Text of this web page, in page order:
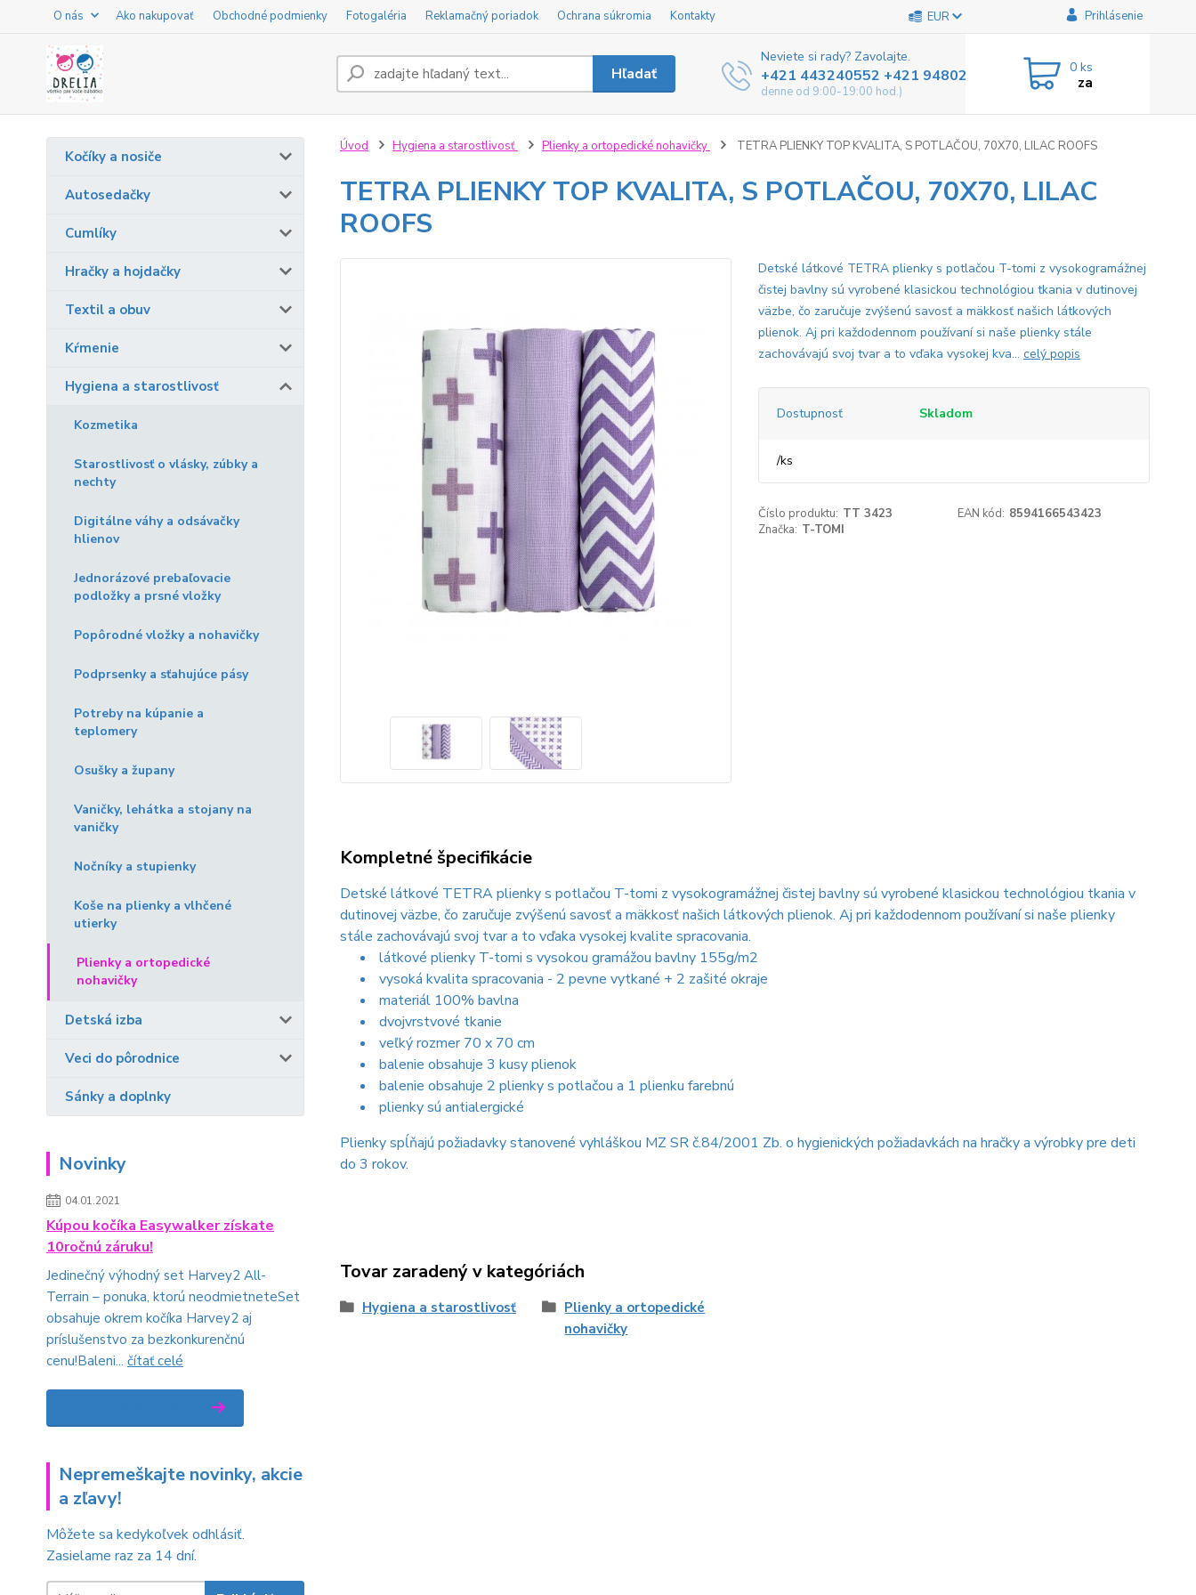
O nás Ako nakupovať Obchodné podmienky Fotogaléria Reklamačný poriadok Ochrana súkromia Kontakty EUR Prihlásenie
Hľadať
Neviete si rady? Zavolajte.
+421 443240552 +421 948025800
denne od 9:00-19:00 hod.)
0 ks
za
Kočíky a nosiče
Autosedačky
Cumlíky
Hračky a hojdačky
Textil a obuv
Kŕmenie
Hygiena a starostlivosť
Kozmetika
Starostlivosť o vlásky, zúbky a
nechty
Digitálne váhy a odsávačky
hlienov
Jednorázové prebaľovacie
podložky a prsné vložky
Popôrodné vložky a nohavičky
Podprsenky a sťahujúce pásy
Potreby na kúpanie a
teplomery
Osušky a župany
Vaničky, lehátka a stojany na
vaničky
Nočníky a stupienky
Koše na plienky a vlhčené
utierky
Plienky a ortopedické
nohavičky
Detská izba
Veci do pôrodnice
Sánky a doplnky
Novinky
04.01.2021
Kúpou kočíka Easywalker získate
10ročnú záruku!
Jedinečný výhodný set Harvey2 All-
Terrain – ponuka, ktorú neodmietneteSet
obsahuje okrem kočíka Harvey2 aj
príslušenstvo za bezkonkurenčnú
cenu!Baleni... čítať celé
Nepremeškajte novinky, akcie
a zľavy!
Môžete sa kedykoľvek odhlásiť.
Zasielame raz za 14 dní.
Úvod Hygiena a starostlivosť Plienky a ortopedické nohavičky TETRA PLIENKY TOP KVALITA, S POTLAČOU, 70X70, LILAC ROOFS
TETRA PLIENKY TOP KVALITA, S POTLAČOU, 70X70, LILAC
ROOFS
Detské látkové TETRA plienky s potlačou T-tomi z vysokogramážnej
čistej bavlny sú vyrobené klasickou technológiou tkania v dutinovej
väzbe, čo zaručuje zvýšenú savosť a mäkkosť našich látkových
plienok. Aj pri každodennom používaní si naše plienky stále
zachovávajú svoj ​​tvar a to vďaka vysokej kva... celý popis
Dostupnosť Skladom
/ks
Číslo produktu: TT 3423 EAN kód: 8594166543423
Značka: T-TOMI
Kompletné špecifikácie
Detské látkové TETRA plienky s potlačou T-tomi z vysokogramážnej čistej bavlny sú vyrobené klasickou technológiou tkania v
dutinovej väzbe, čo zaručuje zvýšenú savosť a mäkkosť našich látkových plienok. Aj pri každodennom používaní si naše plienky
stále zachovávajú svoj ​​tvar a to vďaka vysokej kvalite spracovania.
látkové plienky T-tomi s vysokou gramážou bavlny 155g/m2
vysoká kvalita spracovania - 2 pevne vytkané + 2 zašité okraje
materiál 100% bavlna
dvojvrstvové tkanie
veľký rozmer 70 x 70 cm
balenie obsahuje 3 kusy plienok
balenie obsahuje 2 plienky s potlačou a 1 plienku farebnú
plienky sú antialergické
Plienky spĺňajú požiadavky stanovené vyhláškou MZ SR č.84/2001 Zb. o hygienických požiadavkách na hračky a výrobky pre deti
do 3 rokov.
Tovar zaradený v kategóriách
Hygiena a starostlivosť
Plienky a ortopedické
nohavičky